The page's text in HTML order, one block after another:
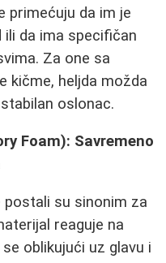
primećuju da im je
ili da ima specifičan
Za one sa
kičme, heljda možda
oslonac.
Foam): Savremeno
su sinonim za
reaguje na
oblikujući uz glavu i